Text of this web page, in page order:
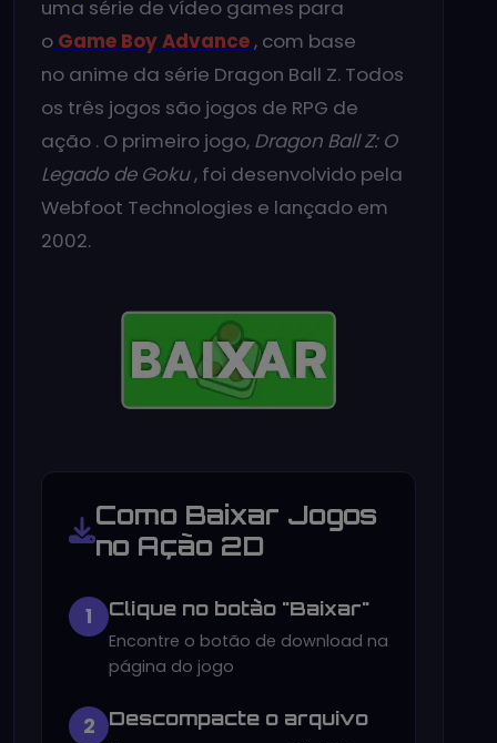
uma série de vídeo games para
o Game Boy Advance, com base
no anime da série Dragon Ball Z. Todos
os três jogos são jogos de RPG de
ação . O primeiro jogo, Dragon Ball Z: O
Legado de Goku, foi desenvolvido pela
Webfoot Technologies e lançado em
2002.
Como Baixar Jogos
no Ação 2D
1 Clique no botão "Baixar"
Encontre o botão de download na
página do jogo
2 Descompacte o arquivo